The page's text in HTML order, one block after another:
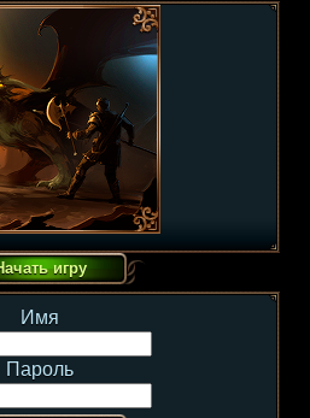
Имя
Пароль